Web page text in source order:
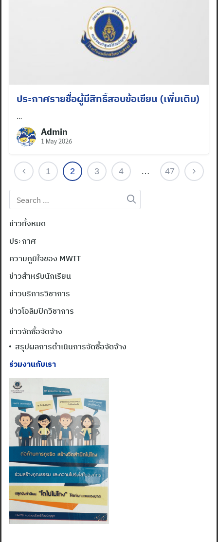
Search
for:
ประกาศรายชื่อผู้มีสิทธิ์สอบข้อเขียน (เพิ่มเติม)
…
Admin
1 May 2026
1 2 3 4 … 47
Search
for:
ข่าวทั้งหมด
ประกาศ
ความภูมิใจของ MWIT
ข่าวสำหรับนักเรียน
ข่าวบริการวิชาการ
ข่าวโอลิมปิกวิชาการ
ข่าวจัดซื้อจัดจ้าง
สรุปผลการดำเนินการจัดซื้อจัดจ้าง
ร่วมงานกับเรา